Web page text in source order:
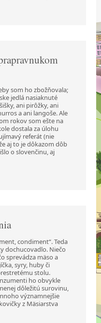
som ho zbožňovala;
jedlá nasiaknuté
ani pirôžky, ani
a ani langoše. Ale
rokov som ešte na
dostala za úlohu
referát (nie
aj to je dôkazom dôb
o slovenčinu, aj
condiment“. Teda
dochucovadlo. Niečo
sprevádza mäso a
syry, huby či
stolu.
ho obvykle
dôležitú surovinu,
významnejšie
z Mäsiarstva